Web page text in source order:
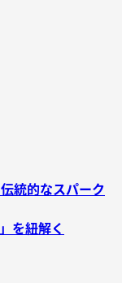
伝統的なスパーク
を紐解く